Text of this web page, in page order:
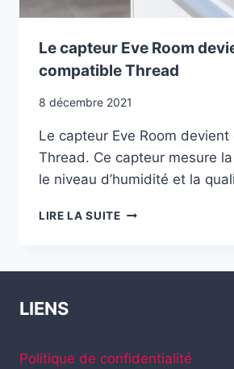
Le capteur Eve Room
compatible Thread
8 décembre 2021
Le capteur Eve Room
Thread. Ce capteur mesure
le niveau d’humidité et la
LIRE LA SUITELE
LIENS
Politique de confidentialité